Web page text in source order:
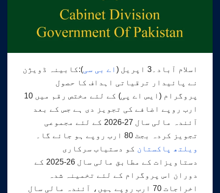
اسلام آباد۔3 اپریل ( اے بی سی):کابینہ ڈویژن
نے پائیدار ترقیاتی اہداف کا حصول
پروگرام (ایس اے پی) کے لئے مختص رقم میں 10
ارب روپے اضافے کی تجویز دی ہے جس کے بعد
آئندہ مالی سال 27-2026 کے لئے مجموعی
تجویز کردہ بجٹ 80 ارب روپے ہو جائے گا۔
ویلتھ پاکستان کو دستیاب سرکاری
دستاویزات کے مطابق مالی سال 26-2025 کے
دوران اس پروگرام کے لئے تخمینہ شدہ
اخراجات 70 ارب روپے ہیں، آئندہ مالی سال